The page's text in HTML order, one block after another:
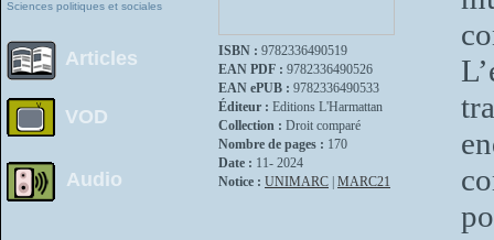
Sciences politiques et sociales
Articles
VOD
Audio
ISBN : 9782336490519
EAN PDF : 9782336490526
EAN ePUB : 9782336490533
Éditeur : Editions L'Harmattan
Collection : Droit comparé
Nombre de pages : 170
Date : 11- 2024
Notice : UNIMARC MARC21